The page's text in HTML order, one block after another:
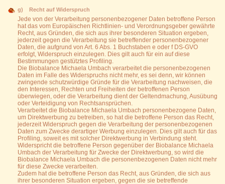
g) Recht auf Widerspruch
Jede von der Verarbeitung personenbezogener Daten betroffene Person
hat das vom Europäischen Richtlinien- und Verordnungsgeber gewährte
Recht, aus Gründen, die sich aus ihrer besonderen Situation ergeben,
jederzeit gegen die Verarbeitung sie betreffender personenbezogener
Daten, die aufgrund von Art. 6 Abs. 1 Buchstaben e oder f DS-GVO
erfolgt, Widerspruch einzulegen. Dies gilt auch für ein auf diese
Bestimmungen gestütztes Profiling.
Die Biobalance Michaela Umbach verarbeitet die personenbezogenen
Daten im Falle des Widerspruchs nicht mehr, es sei denn, wir können
zwingende schutzwürdige Gründe für die Verarbeitung nachweisen, die
den Interessen, Rechten und Freiheiten der betroffenen Person
überwiegen, oder die Verarbeitung dient der Geltendmachung, Ausübung
oder Verteidigung von Rechtsansprüchen.
Verarbeitet die Biobalance Michaela Umbach personenbezogene Daten,
um Direktwerbung zu betreiben, so hat die betroffene Person das Recht,
jederzeit Widerspruch gegen die Verarbeitung der personenbezogenen
Daten zum Zwecke derartiger Werbung einzulegen. Dies gilt auch für das
Profiling, soweit es mit solcher Direktwerbung in Verbindung steht.
Widerspricht die betroffene Person gegenüber der Biobalance Michaela
Umbach der Verarbeitung für Zwecke der Direktwerbung, so wird die
Biobalance Michaela Umbach die personenbezogenen Daten nicht mehr
für diese Zwecke verarbeiten.
Zudem hat die betroffene Person das Recht, aus Gründen, die sich aus
ihrer besonderen Situation ergeben, gegen die sie betreffende